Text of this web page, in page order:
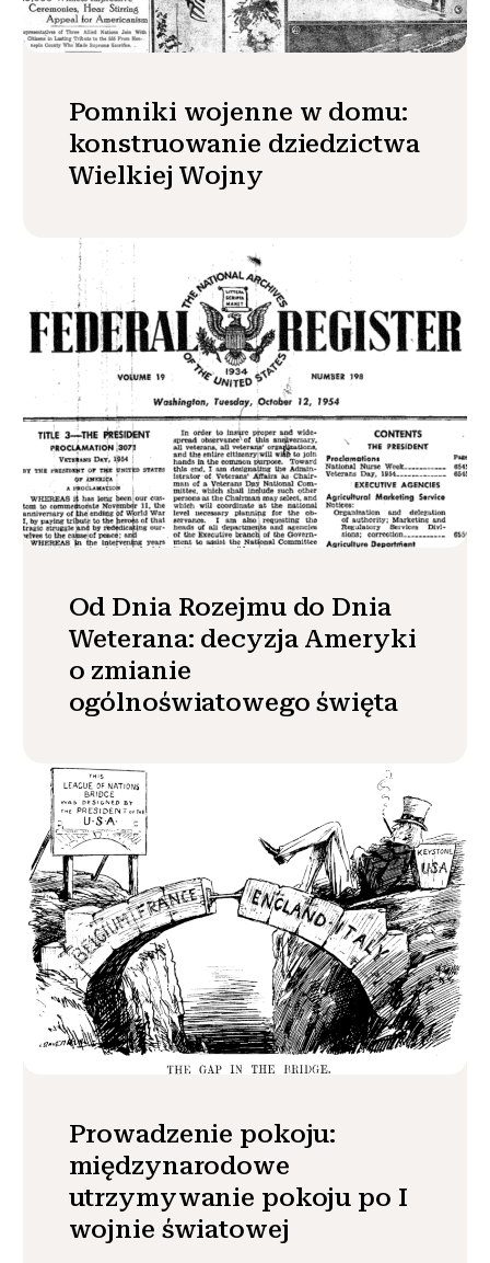
Pomniki wojenne w domu:
konstruowanie dziedzictwa
Wielkiej Wojny
Od Dnia Rozejmu do Dnia
Weterana: decyzja Ameryki
o zmianie
ogólnoświatowego święta
Prowadzenie pokoju:
międzynarodowe
utrzymywanie pokoju po I
wojnie światowej